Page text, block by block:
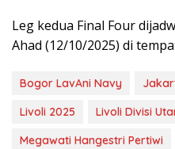
Leg kedua Final Four
Ahad (12/10/2025) di
Bogor LavAni Navy
Livoli 2025
Livoli Divisi
Megawati Hangestri Pertiwi